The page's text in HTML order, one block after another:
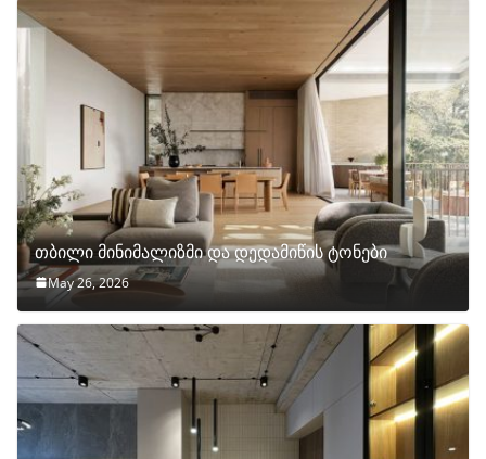
თბილი მინიმალიზმი და დედამიწის ტონები
May 26, 2026